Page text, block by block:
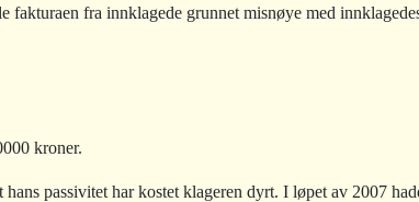
fra innklagede grunnet misnøye med
kroner.
passivitet har kostet klageren dyrt. I løpet av 2007